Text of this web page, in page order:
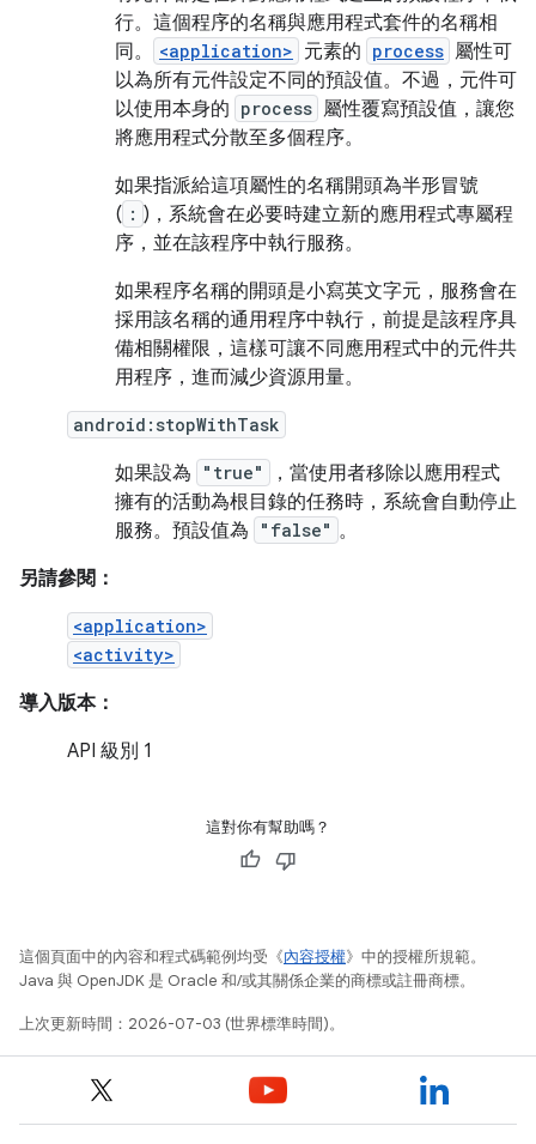
行。這個程序的名稱與應用程式套件的名稱相
同。
<application> 元素的 process 屬性可
以為所有元件設定不同的預設值。不過，元件可
以使用本身的 process 屬性覆寫預設值，讓您
將應用程式分散至多個程序。
如果指派給這項屬性的名稱開頭為半形冒號
( : )，系統會在必要時建立新的應用程式專屬程
序，並在該程序中執行服務。
如果程序名稱的開頭是小寫英文字元，服務會在
採用該名稱的通用程序中執行，前提是該程序具
備相關權限，這樣可讓不同應用程式中的元件共
用程序，進而減少資源用量。
android:stopWithTask
如果設為 "true"
，當使用者移除以應用程式
擁有的活動為根目錄的任務時，系統會自動停止
服務。預設值為
"false" 。
另請參閱：
<application>
<activity>
導入版本：
API 級別 1
這對你有幫助嗎？
這個頁面中的內容和程式碼範例均受《內容授權》中的授權所規範。
Java 與 OpenJDK 是 Oracle 和/或其關係企業的商標或註冊商標。
上次更新時間：2026-07-03 (世界標準時間)。